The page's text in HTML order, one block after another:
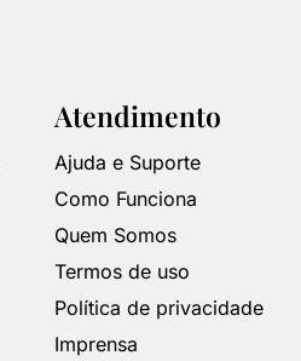
Atendimento
Ajuda e Suporte
Como Funciona
Quem Somos
Termos de uso
Política de privacidade
Imprensa